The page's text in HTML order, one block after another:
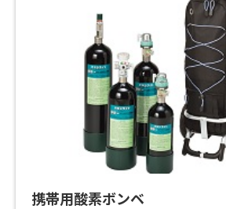
携帯用酸素ボンベ